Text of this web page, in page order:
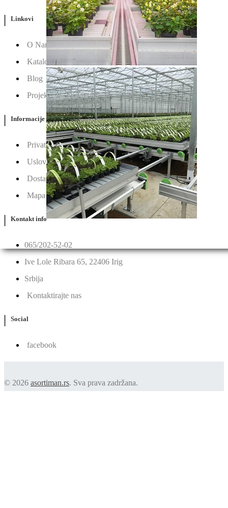
Linkovi
O Nama
Katalozi
Blog
Projektovanje / Izgradnja
Informacije
Privatnost & Kolačići
Uslovi Korišćenja
Dostava & Povraćaj
Mapa
Kontakt info
065/202-52-02
Ive Lole Ribara 65, 22406 Irig
Srbija
Kontaktirajte nas
Social
facebook
© 2026 asortiman.rs. Sva prava zadržana.